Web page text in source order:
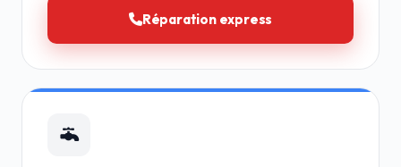
Réparation express